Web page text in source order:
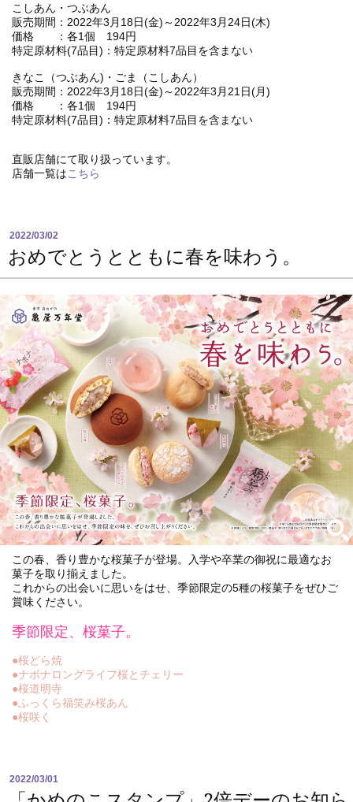
こしあん・つぶあん
販売期間：2022年3月18日(金)～2022年3月24日(木)
価格 ：各1個 194円
特定原材料(7品目)：特定原材料7品目を含まない
きなこ（つぶあん)・ごま（こしあん）
販売期間：2022年3月18日(金)～2022年3月21日(月)
価格 ：各1個 194円
特定原材料(7品目)：特定原材料7品目を含まない
直販店舗にて取り扱っています。
店舗一覧はこちら
2022/03/02
おめでとうとともに春を味わう。
この春、香り豊かな桜菓子が登場。入学や卒業の御祝に最適なお
菓子を取り揃えました。
これからの出会いに思いをはせ、季節限定の5種の桜菓子をぜひご
賞味ください。
季節限定、桜菓子。
●桜どら焼
●ナボナロングライフ桜とチェリー
●桜道明寺
●ふっくら福笑み桜あん
●桜咲く
2022/03/01